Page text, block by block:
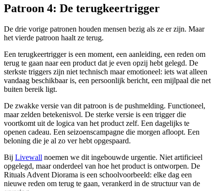
Patroon 4: De terugkeertrigger
De drie vorige patronen houden mensen bezig als ze er zijn. Maar
het vierde patroon haalt ze terug.
Een terugkeertrigger is een moment, een aanleiding, een reden om
terug te gaan naar een product dat je even opzij hebt gelegd. De
sterkste triggers zijn niet technisch maar emotioneel: iets wat alleen
vandaag beschikbaar is, een persoonlijk bericht, een mijlpaal die net
buiten bereik ligt.
De zwakke versie van dit patroon is de pushmelding. Functioneel,
maar zelden betekenisvol. De sterke versie is een trigger die
voortkomt uit de logica van het product zelf. Een dagelijks te
openen cadeau. Een seizoenscampagne die morgen afloopt. Een
beloning die je al zo ver hebt opgespaard.
Bij Livewall noemen we dit ingebouwde urgentie. Niet artificieel
opgelegd, maar onderdeel van hoe het product is ontworpen. De
Rituals Advent Diorama is een schoolvoorbeeld: elke dag een
nieuwe reden om terug te gaan, verankerd in de structuur van de